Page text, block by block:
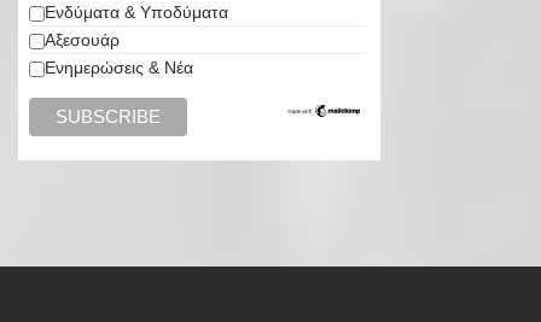
Ενδύματα & Υποδύματα
Αξεσουάρ
Ενημερώσεις & Νέα